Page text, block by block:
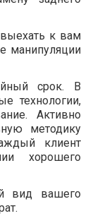
к вам
манипуляции
срок. В
технологии,
Активно
методику
клиент
хорошего
вид вашего